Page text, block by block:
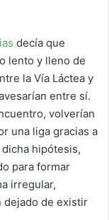
decía que
lento y lleno de
la Vía Láctea y
entre sí.
volverían
una liga gracias a
hipótesis,
para formar
irregular,
dejado de existir